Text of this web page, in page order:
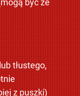
być ze
tłustego,
z puszki)